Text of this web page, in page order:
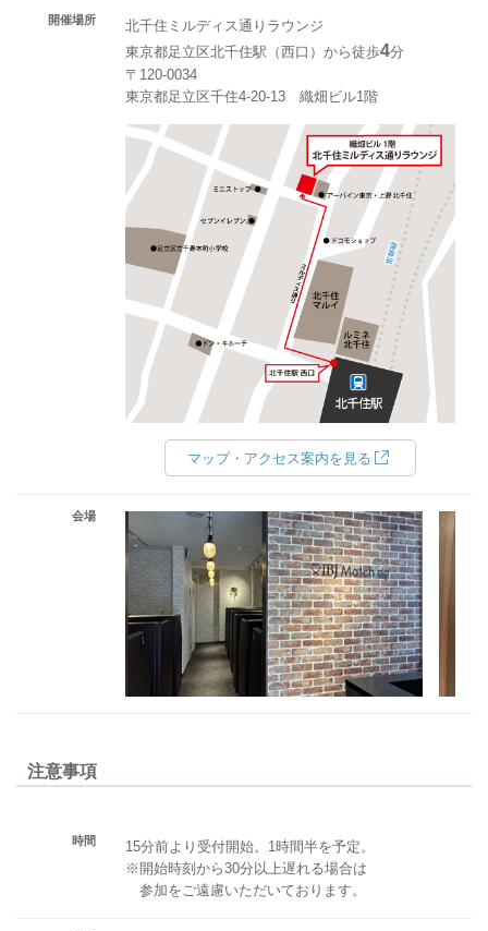
開催場所
北千住ミルディス通りラウンジ
東京都足立区北千住駅（西口）から徒歩4分
〒120-0034
東京都足立区千住4-20-13 織畑ビル1階
マップ・アクセス案内を見る
会場
注意事項
時間
15分前より受付開始。1時間半を予定。
※開始時刻から30分以上遅れる場合は
参加をご遠慮いただいております。